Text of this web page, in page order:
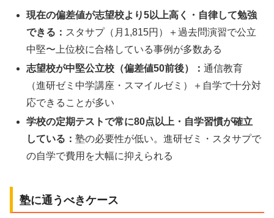
現在の偏差値が志望校より5以上高く・自律して勉強
できる： スタサプ（月1,815円）＋過去問演習で公立
中堅〜上位校に合格している事例が多数ある
志望校が中堅公立校（偏差値50前後）：通信教育
（進研ゼミ中学講座・スマイルゼミ）＋自学で十分対
応できることが多い
学校の定期テストで常に80点以上・自学習慣が確立
している：塾の必要性が低い。進研ゼミ・スタサプで
の自学で費用を大幅に抑えられる
塾に通うべきケース